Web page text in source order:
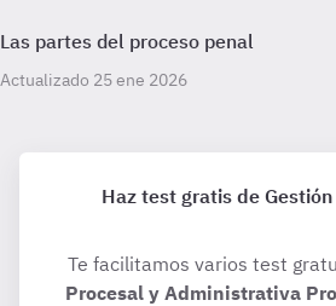
Las partes del proceso penal
Actualizado 25 ene 2026
Haz test gratis de
Te facilitamos varios test
Procesal y Administrativa